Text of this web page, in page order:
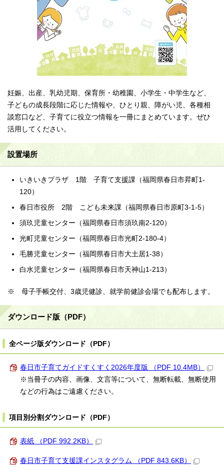
妊娠、出産、乳幼児期、保育所・幼稚園、小学生・中学生など、
子どもの成長段階に応じた情報や、ひとり親、障がい児、各種相
談窓口など、子育てに役立つ情報を一冊にまとめています。ぜひ
活用してください。
設置場所
いきいきプラザ 1階 子育て支援課（福岡県春日市昇町1-
120）
春日市役所 2階 こども未来課（福岡県春日市原町3-1-5）
須玖児童センター（福岡県春日市須玖南2-120）
光町児童センター（福岡県春日市光町2-180-4）
毛勝児童センター（福岡県春日市大土居1-38）
白水児童センター（福岡県春日市天神山1-213）
※ 母子手帳交付、3歳児健診、就学前健診会場でも配布します。
ダウンロード版（PDF）
全ページ版ダウンロード（PDF）
春日市子育てガイドすくすく2026年度版 （PDF 10.4MB）
※当冊子の内容、画像、文言等について、無断転載、無断使用
などの行為はご遠慮ください。
項目別分割ダウンロード（PDF）
表紙 （PDF 992.2KB）
春日市子育て支援課インスタグラム （PDF 843.6KB）